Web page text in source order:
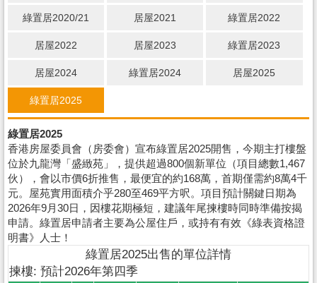
綠置居2020/21 居屋2021 綠置居2022
居屋2022 居屋2023 綠置居2023
居屋2024 綠置居2024 居屋2025
綠置居2025
綠置居2025
香港房屋委員會（房委會）宣布綠置居2025開售，今期主打樓盤
位於九龍灣「盛緻苑」，提供超過800個新單位（項目總數1,467
伙），會以市價6折推售，最便宜的約168萬，首期僅需約8萬4千
元。屋苑實用面積介乎280至469平方呎。項目預計關鍵日期為
2026年9月30日，因樓花期極短，建議年尾揀樓時同時準備按揭
申請。綠置居申請者主要為公屋住戶，或持有有效《綠表資格證
明書》人士！
綠置居2025出售的單位詳情
揀樓: 預計2026年第四季